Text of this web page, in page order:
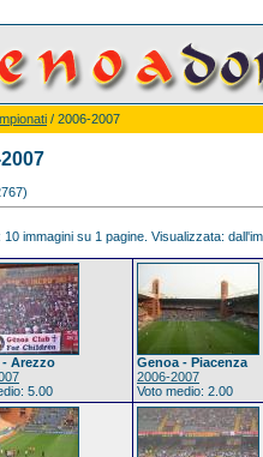
/ 2006-2007
immagini su 1 pagine. Visualizzata:
- Arezzo
5.00
Genoa - Piacenza
2006-2007
Voto medio: 2.00